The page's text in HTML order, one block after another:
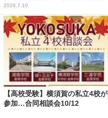
2026.7.10
【高校受験】横須賀の私立4校が
参加…合同相談会10/12